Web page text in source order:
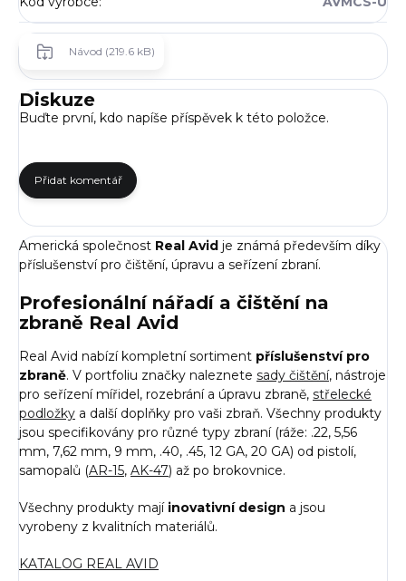
Návod (219.6 kB)
Diskuze
Buďte první, kdo napíše příspěvek k této položce.
Přidat komentář
Americká společnost Real Avid je známá především díky
příslušenství pro čištění, úpravu a seřízení zbraní.
Profesionální nářadí a čištění na
zbraně Real Avid
Real Avid nabízí kompletní sortiment příslušenství pro
zbraně. V portfoliu značky naleznete sady čištění, nástroje
pro seřízení mířidel, rozebrání a úpravu zbraně, střelecké
podložky a další doplňky pro vaši zbraň. Všechny produkty
jsou specifikovány pro různé typy zbraní (ráže: .22, 5,56
mm, 7,62 mm, 9 mm, .40, .45, 12 GA, 20 GA) od pistolí,
samopalů (AR-15, AK-47) až po brokovnice.
Všechny produkty mají inovativní design a jsou
vyrobeny z kvalitních materiálů.
KATALOG REAL AVID